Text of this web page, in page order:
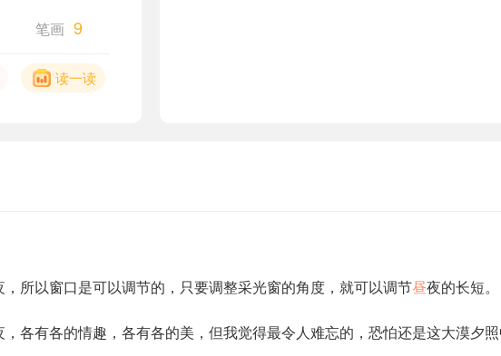
笔画 9
读一读
所以窗口是可以调节的，只要调整采光窗的角度，就可以调节昼夜的长短。
，各有各的情趣，各有各的美，但我觉得最令人难忘的，恐怕还是这大漠夕照